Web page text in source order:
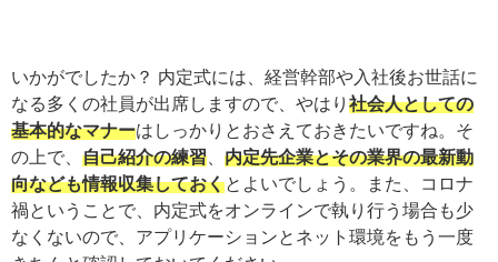
いかがでしたか？ 内定式には、経営幹部や入社後お世話に
なる多くの社員が出席しますので、やはり 社会人としての
基本的なマナーはしっかりとおさえておきたいですね。そ
の上で、 自己紹介の練習
内定先企業とその業界の最新動
向なども情報収集しておくとよいでしょう。また、コロナ
禍ということで、内定式をオンラインで執り行う場合も少
なくないので、アプリケーションとネット環境をもう一度